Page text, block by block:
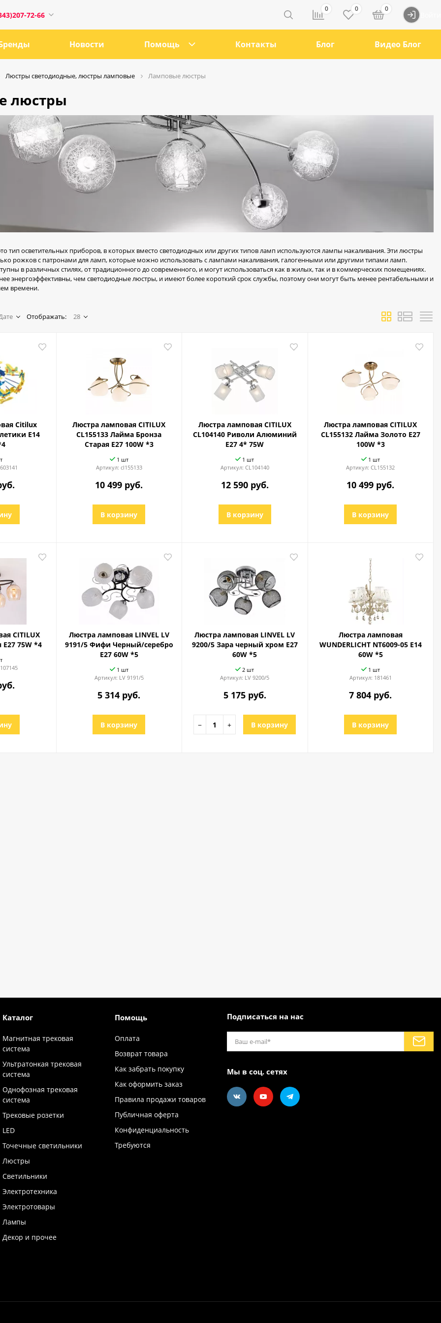
72-66
0 0 0
Новости Помощь Контакты Блог Видео Блог
Люстры светодиодные, люстры ламповые Ламповые люстры
люстры
тип осветительных приборов, в которых вместо светодиодных или других типов ламп используются лампы накаливания. Эти люстры
рожков с патронами для ламп, которые можно использовать с лампами накаливания, галогенными или другими типами ламп.
в различных стилях, от традиционного до современного, и могут использоваться как в жилых, так и в коммерческих помещениях.
энергоэффективны, чем светодиодные люстры, и имеют более короткий срок службы, поэтому они могут быть менее рентабельными и
времени.
Отображать: 28
Citilux
E14
Люстра ламповая CITILUX
CL155133 Лайма Бронза
Старая E27 100W *3
1 шт
Артикул: cl155133
10 499 руб.
В корзину
Люстра ламповая CITILUX
CL104140 Риволи Алюминий
E27 4* 75W
1 шт
Артикул: CL104140
12 590 руб.
В корзину
Люстра ламповая CITILUX
CL155132 Лайма Золото Е27
100W *3
1 шт
Артикул:CL155132
10 499 руб.
В корзину
CITILUX
E27 75W *4
Люстра ламповая LINVEL LV
9191/5 Фифи Черный/серебро
E27 60W *5
1 шт
Артикул: LV 9191/5
5 314 руб.
В корзину
Люстра ламповая LINVEL LV
9200/5 Зара черный хром Е27
60W *5
2 шт
Артикул: LV 9200/5
5 175 руб.
− + В корзину
Люстра ламповая
WUNDERLICHT NT6009-05 E14
60W *5
1 шт
Артикул: 181461
7 804 руб.
В корзину
Каталог
Магнитная трековая
система
Ультратонкая трековая
система
Однофозная трековая
система
Трековые розетки
LED
Точечные светильники
Люстры
Светильники
Электротехника
Электротовары
Лампы
Декор и прочее
Помощь
Оплата
Возврат товара
Как забрать покупку
Как оформить заказ
Правила продажи товаров
Публичная оферта
Конфиденциальность
Требуются
Подписаться на нас
Мы в соц. сетях